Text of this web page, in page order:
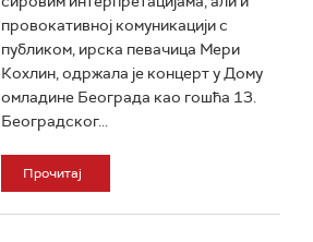
провокативној комуникацији с
публиком, ирска певачица Мери
Кохлин, одржала је концерт у Дому
омладине Београда као гошћа 13.
Београдског...
Прочитај